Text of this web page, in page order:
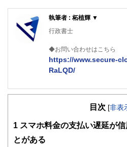
執筆者 : 柘植輝 ▼
行政書士
◆お問い合わせはこちら
https://www.secure-
RaLQD/
２級ファイナンシャルプラ
活かして活動を始める。
する傍ら、フリーライター
目次 [非表
1
スマホ料金の支払い遅延が
とがある